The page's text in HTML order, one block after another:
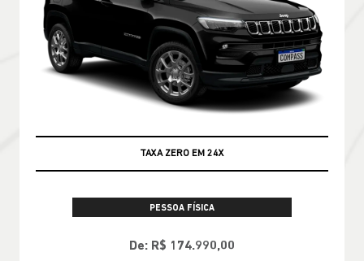
TAXA ZERO EM 24X
PESSOA FÍSICA
De: R$ 174.990,00